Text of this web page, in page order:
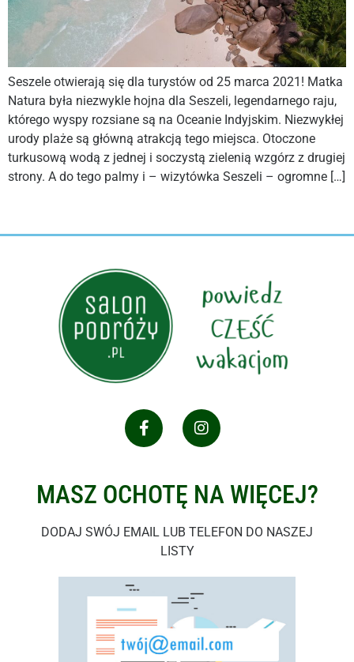
Seszele otwierają się dla turystów od 25 marca 2021! Matka
Natura była niezwykle hojna dla Seszeli, legendarnego raju,
którego wyspy rozsiane są na Oceanie Indyjskim. Niezwykłej
urody plaże są główną atrakcją tego miejsca. Otoczone
turkusową wodą z jednej i soczystą zielenią wzgórz z drugiej
strony. A do tego palmy i – wizytówka Seszeli – ogromne […]
MASZ OCHOTĘ NA WIĘCEJ?
DODAJ SWÓJ EMAIL LUB TELEFON DO NASZEJ
LISTY